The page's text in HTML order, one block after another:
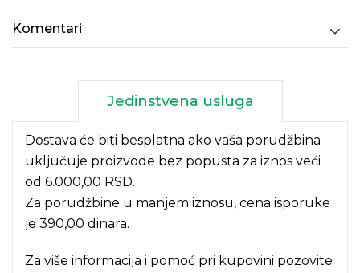
Komentari
Jedinstvena usluga
Dostava će biti besplatna ako vaša porudžbina
uključuje proizvode bez popusta za iznos veći
od 6.000,00 RSD.
Za porudžbine u manjem iznosu, cena isporuke
je 390,00 dinara.
Za više informacija i pomoć pri kupovini pozovite